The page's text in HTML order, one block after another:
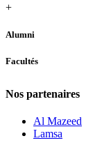
+
Alumni
Facultés
Nos partenaires
Al Mazeed
Lamsa